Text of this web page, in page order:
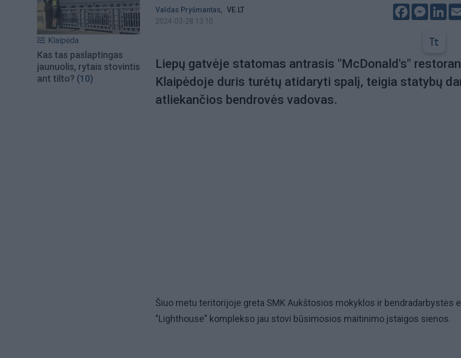
Klaipėda
Kas tas paslaptingas
jaunuolis, rytais stovintis
ant tilto? (10)
Valdas Pryšmantas,
VE.LT
2024-03-28 13:10
Facebook
Liepų gatvėje statomas antrasis "McDonald's"
Klaipėdoje duris turėtų atidaryti spalį, teigia statybų
atliekančios bendrovės vadovas.
Šiuo metu teritorijoje greta SMK Aukštosios mokyklos ir bendradarbystės
"Lighthouse" komplekso jau stovi būsimosios maitinimo įstaigos sienos.